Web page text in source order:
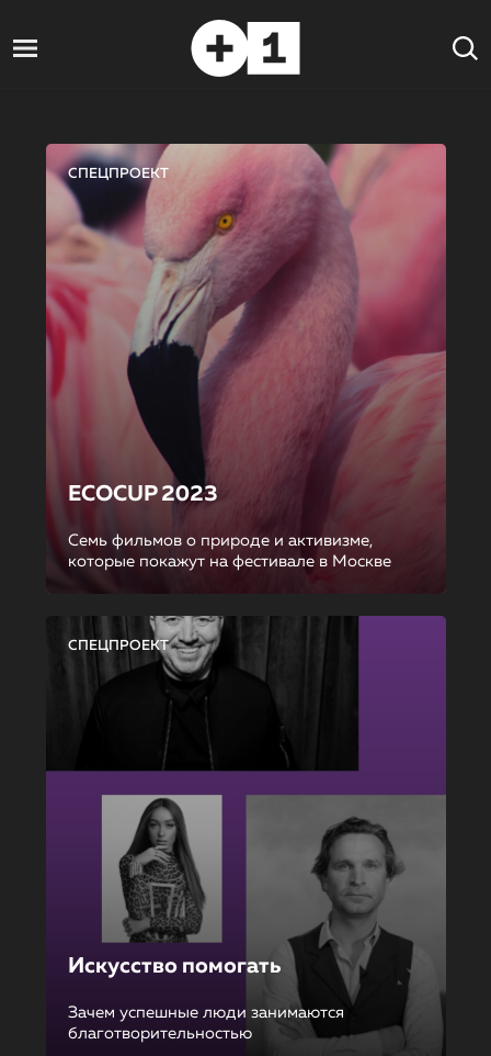
СПЕЦПРОЕКТ
ECOCUP 2023
Семь фильмов о природе и активизме,
которые покажут на фестивале в Москве
СПЕЦПРОЕКТ
Искусство помогать
Зачем успешные люди занимаются
благотворительностью